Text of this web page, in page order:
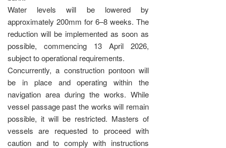
Water levels will be lowered by
approximately 200mm for 6–8 weeks. The
reduction will be implemented as soon as
possible, commencing 13 April 2026,
subject to operational requirements.
Concurrently, a construction pontoon will
be in place and operating within the
navigation area during the works. While
vessel passage past the works will remain
possible, it will be restricted. Masters of
vessels are requested to proceed with
caution and to comply with instructions